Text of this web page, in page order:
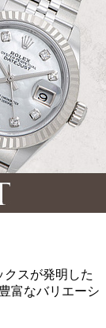
スが発明した
富なバリエーシ